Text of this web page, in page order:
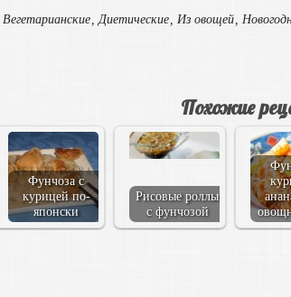
Вегетарианские,Диетические,Из овощей,
Похожие
Фунчоза с
курицей по-
японски
Рисовые роллы
с фунчозой